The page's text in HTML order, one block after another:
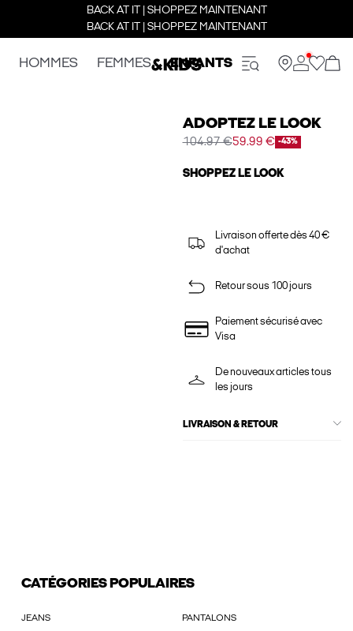
BACK AT IT | SHOPPEZ MAINTENANT
BACK AT IT | SHOPPEZ MAINTENANT
HOMMES FEMMES ENFANTS
ADOPTEZ LE LOOK
104.97 €59.99 € -43%
SHOPPEZ LE LOOK
Livraison offerte dès 40 €
d'achat
Retour sous 100 jours
Paiement sécurisé avec
Visa
De nouveaux articles tous
les jours
LIVRAISON & RETOUR
CATÉGORIES POPULAIRES
JEANS PANTALONS